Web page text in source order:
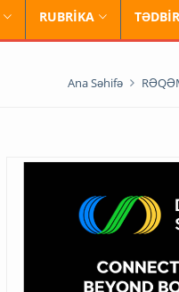
RUBRİKA
Ana Səhifə